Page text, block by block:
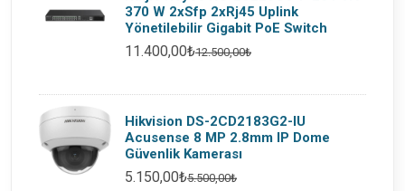
370 W 2xSfp 2xRj45 Uplink
Yönetilebilir Gigabit PoE Switch
11.400,00₺12.500,00₺
Hikvision DS-2CD2183G2-IU
Acusense 8 MP 2.8mm IP Dome
Güvenlik Kamerası
5.150,00₺5.500,00₺